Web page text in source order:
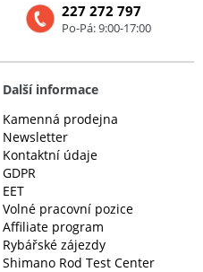
227 272 797
Po-Pá: 9:00-17:00
Další informace
Kamenná prodejna
Newsletter
Kontaktní údaje
GDPR
EET
Volné pracovní pozice
Affiliate program
Rybářské zájezdy
Shimano Rod Test Center